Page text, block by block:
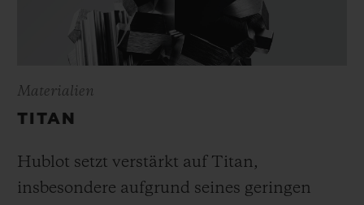
Materialien
TITAN
Hublot setzt verstärkt auf Titan,
insbesondere aufgrund seines geringen